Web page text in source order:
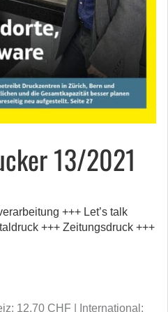
13/2021
+++ Let’s talk
+++ Zeitungsdruck +++
12,70 CHF
International: